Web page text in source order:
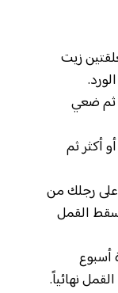
زيت
ثم ضعي
أكثر ثم
رجلك من
القمل
أسبوع
نهائياً.